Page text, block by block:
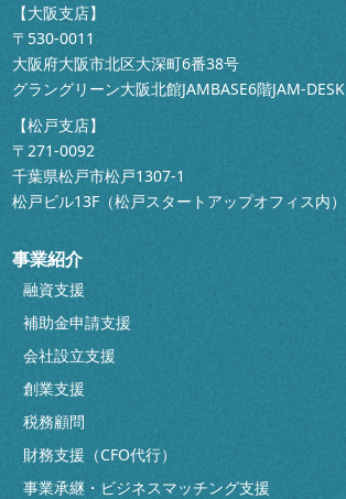
【大阪支店】
〒530-0011
大阪府大阪市北区大深町6番38号
グラングリーン大阪北館JAMBASE6階JAM-DESK
【松戸支店】
〒271-0092
千葉県松戸市松戸1307-1
松戸ビル13F（松戸スタートアップオフィス内）
事業紹介
融資支援
補助金申請支援
会社設立支援
創業支援
税務顧問
財務支援（CFO代行）
事業承継・ビジネスマッチング支援